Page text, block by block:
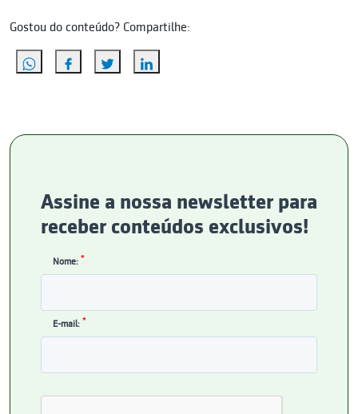
Gostou do conteúdo? Compartilhe:
Assine a nossa newsletter para
receber conteúdos exclusivos!
Nome: *
E-mail: *